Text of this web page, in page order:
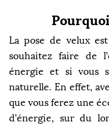
La pose de velux
souhaitez faire de
énergie et si vous
naturelle. En effet,
que vous ferez une
d’énergie, sur du